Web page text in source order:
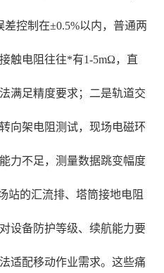
控制在±0.5%以内，普通两
触电阻往往*有1-5mΩ，直
满足精度要求；二是轨道交
向架电阻测试，现场电磁环
力不足，测量数据跳变幅度
站的汇流排、塔筒接地电阻
设备防护等级、续航能力要
适配移动作业需求。这些痛